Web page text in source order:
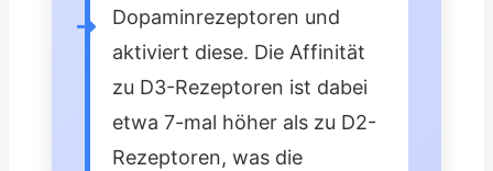
Dopaminrezeptoren und
aktiviert diese. Die Affinität
zu D3-Rezeptoren ist dabei
etwa 7-mal höher als zu D2-
Rezeptoren, was die